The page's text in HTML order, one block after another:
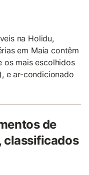
na Holidu,
em Maia contêm
os mais escolhidos
e ar-condicionado
de
classificados